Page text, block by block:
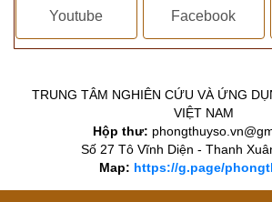
Youtube Facebook
TRUNG TÂM NGHIÊN CỨU VÀ ỨNG
VIỆT NAM
Hộp thư:
Số 27 Tô Vĩnh Diện - Thanh
Map: https://g.page/